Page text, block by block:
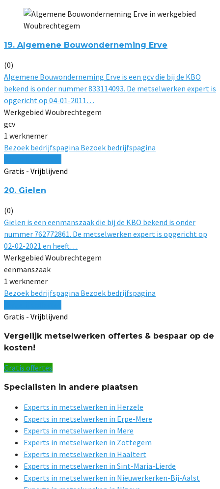
19. Algemene Bouwonderneming Erve
(0)
Algemene Bouwonderneming Erve is een gcv die bij de KBO
bekend is onder nummer 833114093. De metselwerken expert is
opgericht op 04-01-2011…
Werkgebied Woubrechtegem
gcv
1 werknemer
Bezoek bedrijfspagina Bezoek bedrijfspagina
Gratis - Vrijblijvend
20. Gielen
(0)
Gielen is een eenmanszaak die bij de KBO bekend is onder
nummer 762772861. De metselwerken expert is opgericht op
02-02-2021 en heeft…
Werkgebied Woubrechtegem
eenmanszaak
1 werknemer
Bezoek bedrijfspagina Bezoek bedrijfspagina
Gratis - Vrijblijvend
Vergelijk metselwerken offertes & bespaar op de
kosten!
Gratis offertes
Specialisten in andere plaatsen
Experts in metselwerken in Herzele
Experts in metselwerken in Erpe-Mere
Experts in metselwerken in Mere
Experts in metselwerken in Zottegem
Experts in metselwerken in Haaltert
Experts in metselwerken in Sint-Maria-Lierde
Experts in metselwerken in Nieuwerkerken-Bij-Aalst